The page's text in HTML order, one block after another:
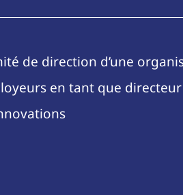
de direction d’une
en tant que